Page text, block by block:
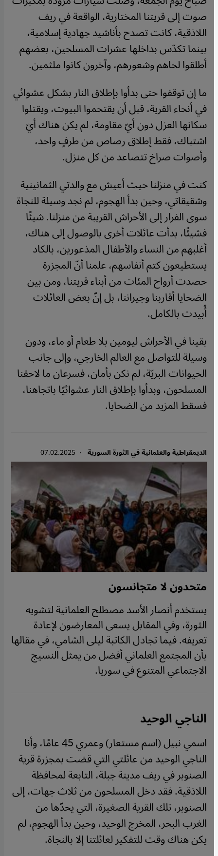
صوت إلى قريتنا المختارية، الواقعة في ريف
اللاذقية، كانت تصدح بأناشيد جهادية إسلامية،
بينما تكدّس بداخلها عشرات المسلحين، بعضهم
أطلقوا لحاهم وشعورهم، وآخرون كانوا ملثمين.
ما إن توقفوا حتى بدأوا بإطلاق النار بشكل عشوائي
في أنحاء القرية، قبل أن يقتحموا البيوت، ويقتلوا
سكانها العزل دون أيّ مقاومة، لم يكن هناك أيّ
اشتباك، فقط إطلاق رصاص من طرفٍ واحد،
وأصوات صراخ تتصاعد من كل منزل.
كنت في منزلنا حيث أعيش مع والدتي الثمانينية
وشقيقاتي، وحين بدأ الهجوم، لم نجد وسيلة للنجاة
سوى الفرار إلى الأحراش القريبة من منزلنا. شيئًا
فشيئًا، بدأت عائلات أخرى بالوصول إلى هناك،
أغلبهم من النساء والأطفال المذعورين، بالكاد
يستطيعون كتم أنفاسهم، علمنا أنّ المجزرة
حصدت أرواح المئات من أبناء قريتنا، ومن بين
الضحايا أقاربنا وجيراننا، بل إنّ بعض العائلات
أُبيدت بالكامل.
بقينا في الأحراش ليومين بلا طعام أو ماء، ودون
وسيلة للتواصل مع العالم الخارجي، وإلى جانب
الحيوانات البريّة، لم نكن بأمان، فسرعان ما لاحقنا
المسلحون، وبدأوا بإطلاق النار عشوائيًا باتجاهنا،
فسقط المزيد من الضحايا.
الديمقراطية والعلمانية في الثورة السورية · 07.02.2025
متحدون لا متجانسون
يستخدم أنصار الأسد مصطلح العلمانية لتشويه
الثورة، وفي المقابل يسعى المعارضون لإعادة
تعريفه. فيما تجادل الكاتبة ليلى الشامي، في مقالها
بأن المجتمع العلماني أفضل من يمثل النسيج
الاجتماعي المتنوع في سوريا.
الناجي الوحيد
اسمي نبيل (اسم مستعار) وعمري 45 عامًا، وأنا
الناجي الوحيد من عائلتي التي قضت بمجزرة قرية
الصنوبر في ريف مدينة جبلة، التابعة لمحافظة
اللاذقية. فقد دخل المسلحون من ثلاث جهات، إلى
الصنوبر، تلك القرية الصغيرة، التي يحدّها من
الغرب البحر، المخرج الوحيد، وحين بدأ الهجوم، لم
يكن هناك وقت للتفكير لعائلتنا إلا بالنجاة.